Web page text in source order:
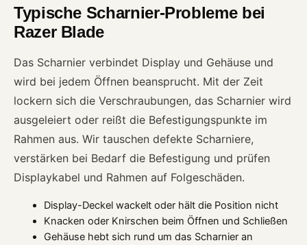
Typische Scharnier-Probleme bei
Razer Blade
Das Scharnier verbindet Display und Gehäuse und
wird bei jedem Öffnen beansprucht. Mit der Zeit
lockern sich die Verschraubungen, das Scharnier wird
ausgeleiert oder reißt die Befestigungspunkte im
Rahmen aus. Wir tauschen defekte Scharniere,
verstärken bei Bedarf die Befestigung und prüfen
Displaykabel und Rahmen auf Folgeschäden.
Display-Deckel wackelt oder hält die Position nicht
Knacken oder Knirschen beim Öffnen und Schließen
Gehäuse hebt sich rund um das Scharnier an